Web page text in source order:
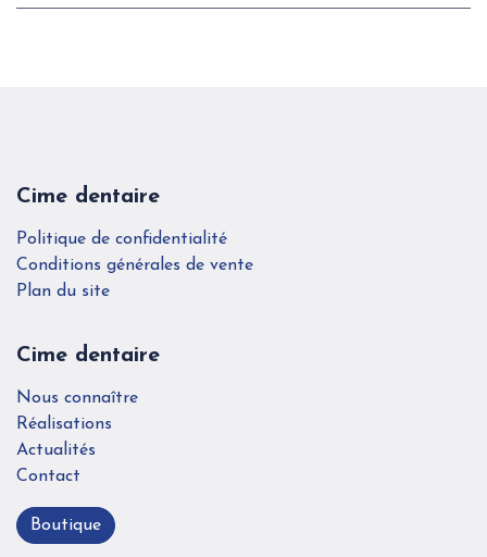
Cime dentaire
Politique de confidentialité
Conditions générales de vente
Plan du site
Cime dentaire
Nous connaître
Réalisations
Actualités
Contact
Boutique